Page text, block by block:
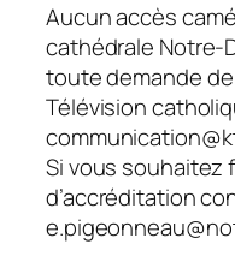
Aucun accès
cathédrale Notre-
toute demande
Télévision
Si vous souhaitez
d’accréditation